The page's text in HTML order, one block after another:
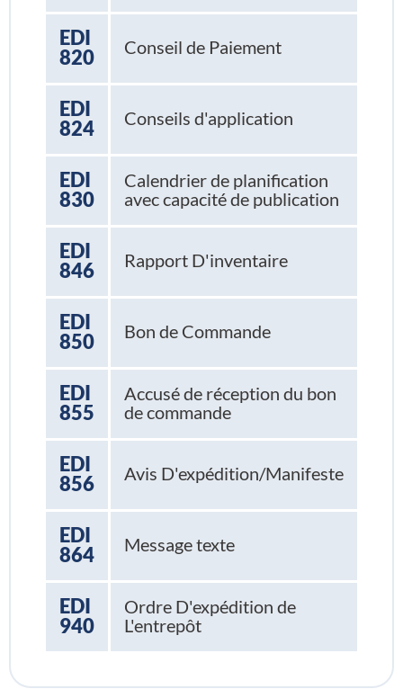
EDI
820
Conseil de Paiement
EDI
824
Conseils d'application
EDI
830
Calendrier de planification
avec capacité de publication
EDI
846
Rapport D'inventaire
EDI
850
Bon de Commande
EDI
855
Accusé de réception du bon
de commande
EDI
856
Avis D'expédition/Manifeste
EDI
864
Message texte
EDI
940
Ordre D'expédition de
L'entrepôt